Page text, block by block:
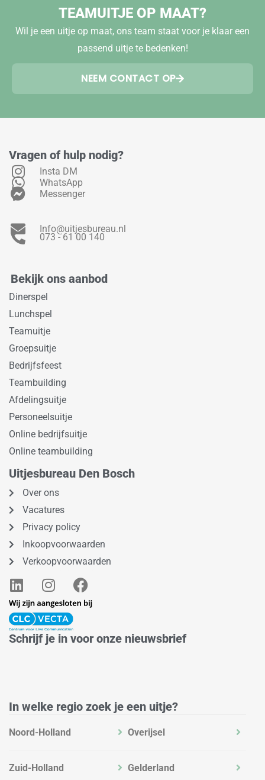
TEAMUITJE OP MAAT?
Wil je een uitje op maat, ons team staat voor je klaar een
passend uitje te bedenken!
NEEM CONTACT OP
Vragen of hulp nodig?
Insta DM
WhatsApp
Messenger
Info@uitjesbureau.nl
073 - 61 00 140
Bekijk ons aanbod
Dinerspel
Lunchspel
Teamuitje
Groepsuitje
Bedrijfsfeest
Teambuilding
Afdelingsuitje
Personeelsuitje
Online bedrijfsuitje
Online teambuilding
Uitjesbureau Den Bosch
Over ons
Vacatures
Privacy policy
Inkoopvoorwaarden
Verkoopvoorwaarden
L
i
n
k
e
I
n
s
t
a
F
a
c
b
Schrijf je in voor onze nieuwsbrief
In welke regio zoek je een uitje?
Noord-Holland
Zuid-Holland
Overijsel
Gelderland